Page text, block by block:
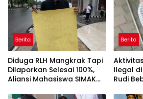
Berita
Diduga RLH Mangkrak Tapi
Dilaporkan Selesai 100%,
Aliansi Mahasiswa SIMAK
Berita
Ilegal
Rudi